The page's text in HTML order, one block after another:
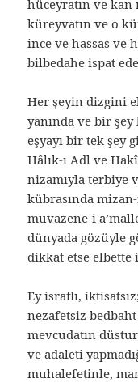
hüceyratın ve kan
küreyvatın ve o
ince ve hassas ve
bilbedahe ispat
Her şeyin dizgini
yanında ve bir
eşyayı bir tek şey
Hâlık-ı Adl ve
nizamıyla terbiye
kübrasında
muvazene-i
dünyada gözüyle
dikkat etse elbette
Ey israflı,
nezafetsiz
mevcudatın
ve adaleti
muhalefetinle,